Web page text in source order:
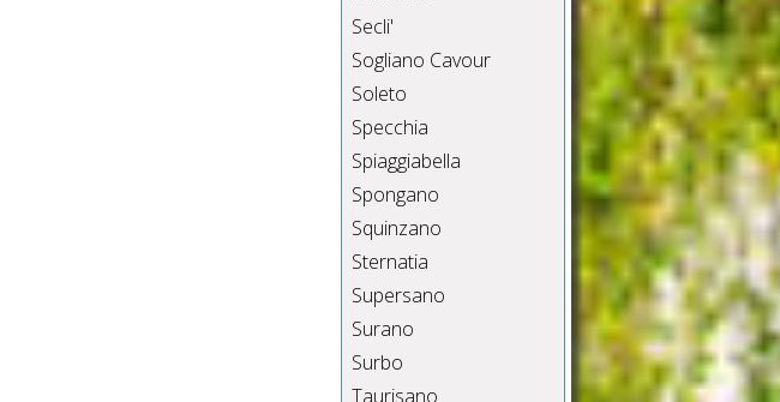
Secli'
Sogliano Cavour
Soleto
Specchia
Spiaggiabella
Spongano
Squinzano
Sternatia
Supersano
Surano
Surbo
Taurisano